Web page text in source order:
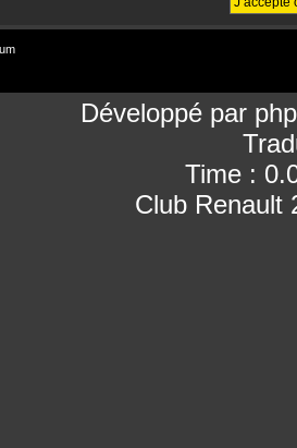
Développé par
Time :
Club Renault